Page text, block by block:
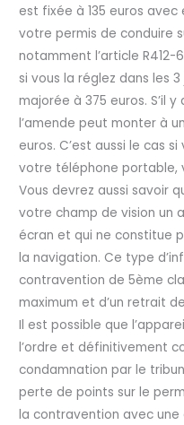
est fixée à 135 euros
votre permis de conduire
notamment l’article R412-
si vous la réglez dans les
majorée à 375 euros. S’il
l’amende peut monter à
euros. C’est aussi le cas
votre téléphone portable,
Vous devrez aussi savoir
votre champ de vision un
écran et qui ne constitue
la navigation. Ce type
contravention de 5ème
maximum et d’un retrait
Il est possible que
l’ordre et définitivement
condamnation par le
perte de points sur le
la contravention avec une